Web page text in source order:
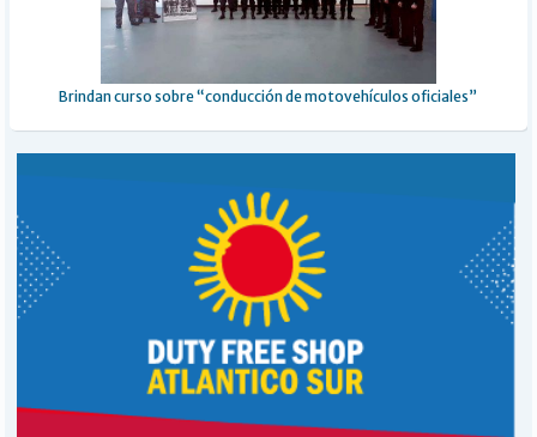
Brindan curso sobre “conducción de motovehículos oficiales”